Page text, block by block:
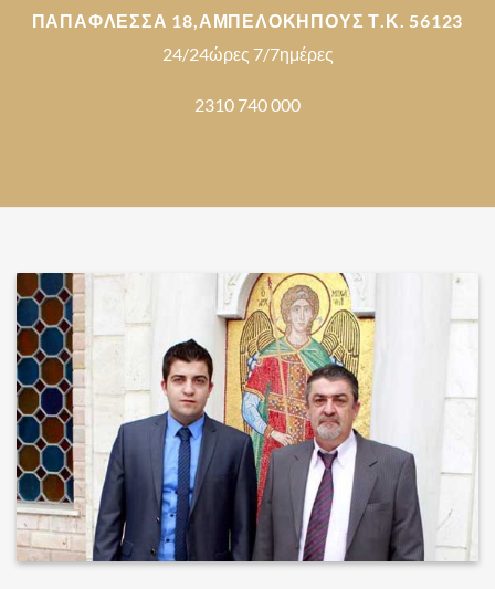
ΠΑΠΑΦΛΕΣΣΑ 18,ΑΜΠΕΛΟΚΗΠΟΥΣ Τ.Κ. 56123
24/24ώρες 7/7ημέρες
2310 740 000